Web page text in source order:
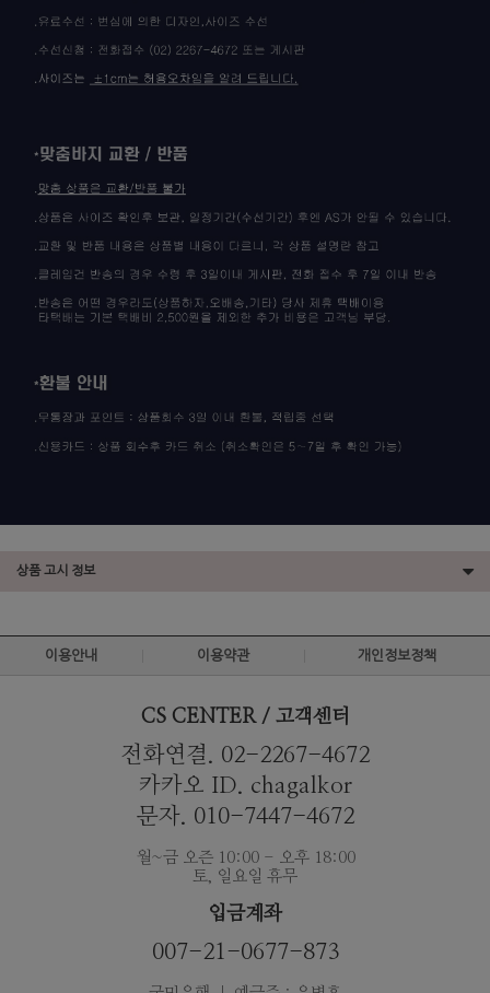
상품 고시 정보
이용안내 이용약관 개인정보정책
CS CENTER / 고객센터
전화연결. 02-2267-4672
카카오 ID. chagalkor
문자. 010-7447-4672
월~금 오즌 10:00 - 오후 18:00
토, 일요일 휴무
입금계좌
007-21-0677-873